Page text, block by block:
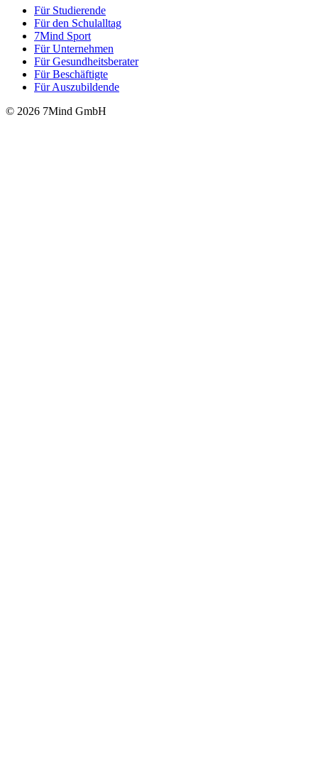
Für Stu­die­rende
Für den Schulalltag
7Mind Sport
Für Unter­neh­men
Für Gesund­heits­be­ra­ter
Für Beschäftigte
Für Auszubildende
© 2026 7Mind GmbH